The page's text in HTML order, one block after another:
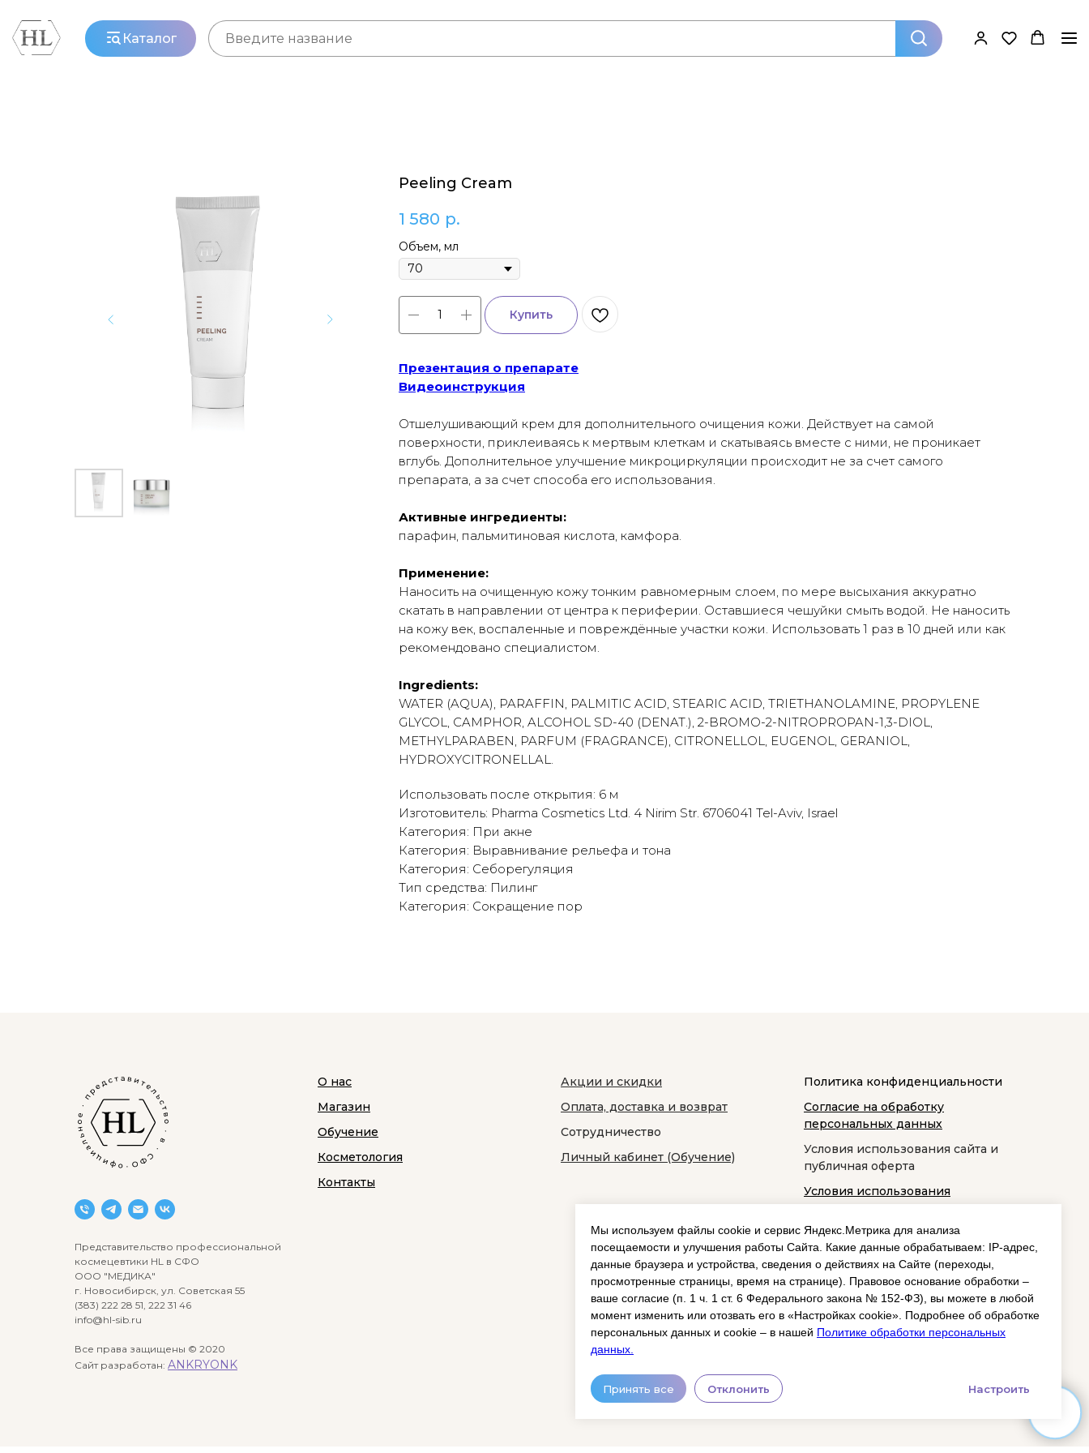
Мы используем файлы cookie и сервис Яндекс.Метрика для анализа
посещаемости и улучшения работы Сайта. Какие данные обрабатываем: IP‑адрес,
данные браузера и устройства, сведения о действиях на Сайте (переходы,
просмотренные страницы, время на странице). Правовое основание обработки –
ваше согласие (п. 1 ч. 1 ст. 6 Федерального закона № 152‑ФЗ), вы можете в любой
момент изменить или отозвать его в «Настройках cookie». Подробнее об обработке
персональных данных и cookie – в нашей Политике обработки персональных
данных.
Принять все Отклонить Настроить
Каталог
Peeling Cream
1 580 р.
Объем, мл
Купить
Презентация о препарате
Видеоинструкция
Отшелушивающий крем для дополнительного очищения кожи. Действует на самой
поверхности, приклеиваясь к мертвым клеткам и скатываясь вместе с ними, не проникает
вглубь. Дополнительное улучшение микроциркуляции происходит не за счет самого
препарата, а за счет способа его использования.
Активные ингредиенты:
парафин, пальмитиновая кислота, камфора.
Применение:
Наносить на очищенную кожу тонким равномерным слоем, по мере высыхания аккуратно
скатать в направлении от центра к периферии. Оставшиеся чешуйки смыть водой. Не наносить
на кожу век, воспаленные и повреждённые участки кожи. Использовать 1 раз в 10 дней или как
рекомендовано специалистом.
Ingredients:
WATER (AQUA), PARAFFIN, PALMITIC ACID, STEARIC ACID, TRIETHANOLAMINE, PROPYLENE
GLYCOL, CAMPHOR, ALCOHOL SD-40 (DENAT.), 2-BROMO-2-NITROPROPAN-1,3-DIOL,
METHYLPARABEN, PARFUM (FRAGRANCE), CITRONELLOL, EUGENOL, GERANIOL,
HYDROXYCITRONELLAL.
Использовать после открытия: 6 м
Изготовитель: Pharma Cosmetics Ltd. 4 Nirim Str. 6706041 Tel-Aviv, Israel
Категория: При акне
Категория: Выравнивание рельефа и тона
Категория: Себорегуляция
Тип средства: Пилинг
Категория: Сокращение пор
Представительство профессиональной
космецевтики HL в СФО
ООО "МЕДИКА"
г. Новосибирск, ул. Советская 55
(383) 222 28 51, 222 31 46
info@hl-sib.ru
Все права защищены © 2020
Сайт разработан: ANKRYONK
О нас
Магазин
Обучение
Косметология
Контакты
Акции и скидки
Оплата, доставка и возврат
Сотрудничество
Личный кабинет (Обучение)
Политика конфиденциальности
Согласие на обработку
персональных данных
Условия использования сайта и
публичная оферта
Условия использования
космецевтики